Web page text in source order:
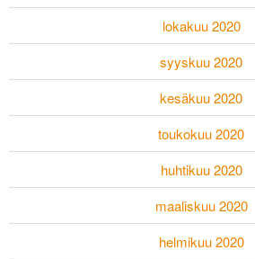
lokakuu 2020
syyskuu 2020
kesäkuu 2020
toukokuu 2020
huhtikuu 2020
maaliskuu 2020
helmikuu 2020